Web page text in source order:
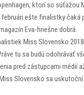
ktorí so súťažou
ešte finalistky čaká
Eva-hriešne dobrá.
Miss Slovensko
tu sa budú odohrávať
pred zástupcami médií
Slovensko sa